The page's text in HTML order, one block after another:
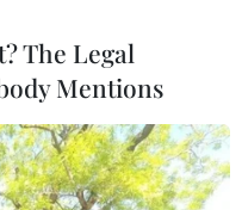
The Legal
Mentions